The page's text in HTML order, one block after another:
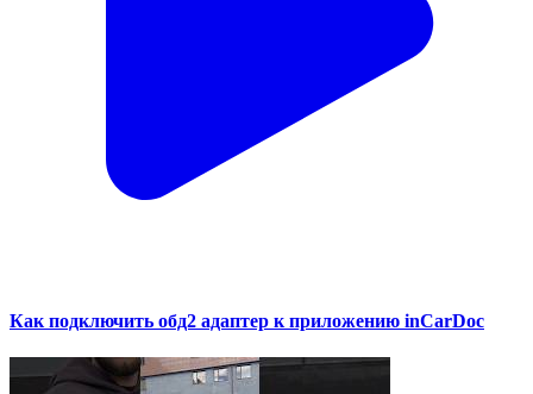
Как подключить обд2 адаптер к приложению inCarDoc